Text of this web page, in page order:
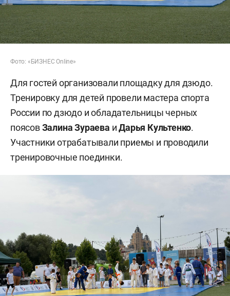
Фото: «БИЗНЕС Online»
Для гостей организовали площадку для дзюдо.
Тренировку для детей провели мастера спорта
России по дзюдо и обладательницы черных
поясовЗалина Зураева иДарья Культенко.
Участники отрабатывали приемы и проводили
тренировочные поединки.